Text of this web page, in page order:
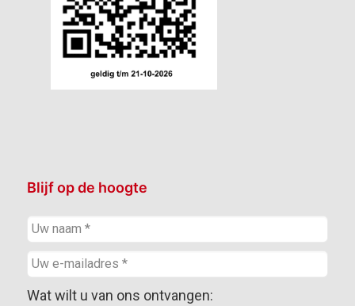
Blijf op de hoogte
Wat wilt u van ons ontvangen: